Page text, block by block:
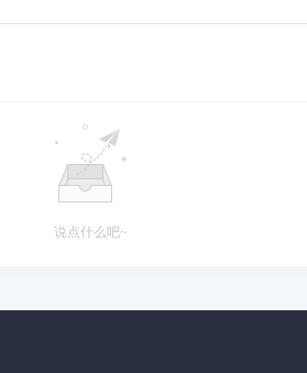
说点什么吧~